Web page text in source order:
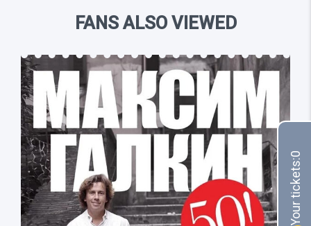
FANS ALSO VIEWED
Your tickets:
0